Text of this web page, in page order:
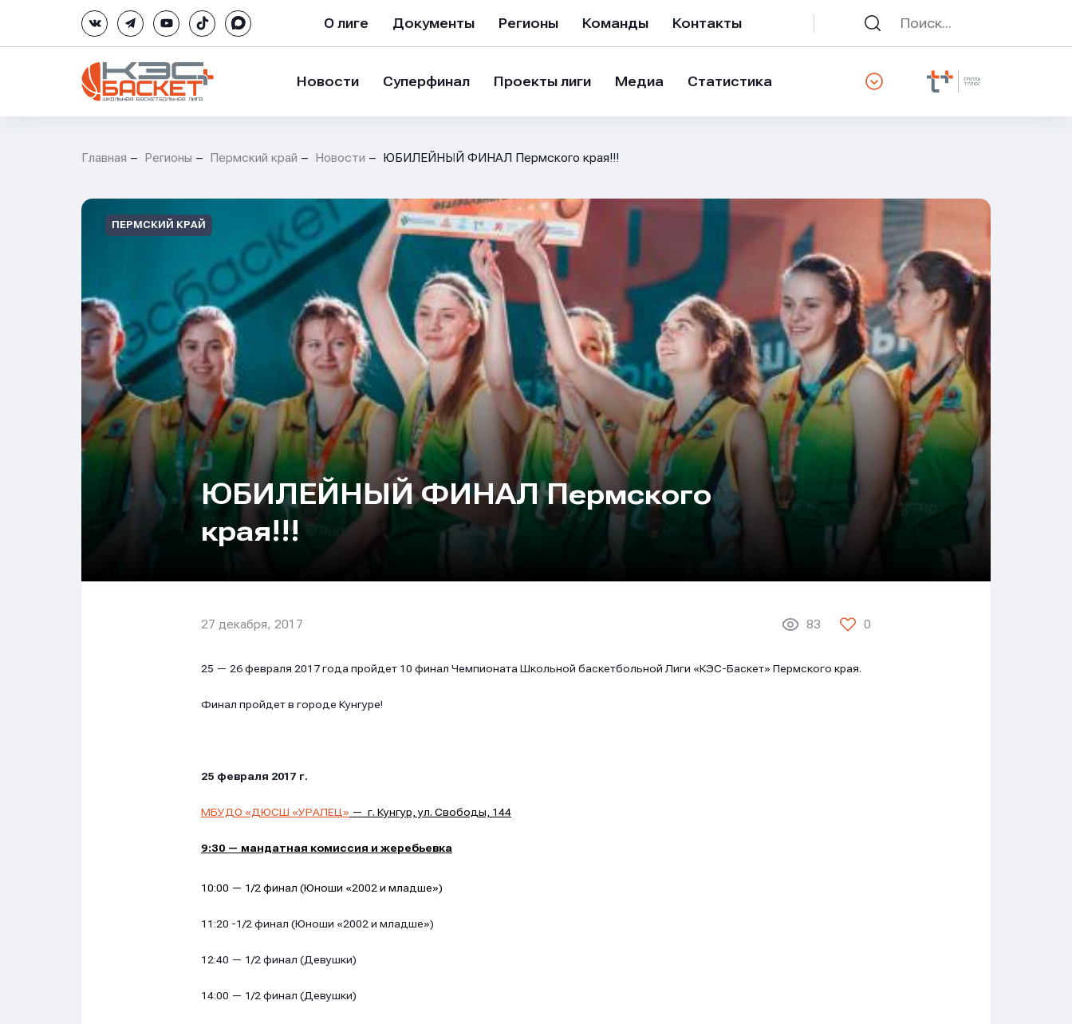
О лиге Документы Регионы Команды Контакты
Новости Суперфинал Проекты лиги Медиа Статистика
Главная Регионы Пермский край Новости ЮБИЛЕЙНЫЙ ФИНАЛ Пермского края!!!
ПЕРМСКИЙ КРАЙ
ЮБИЛЕЙНЫЙ ФИНАЛ Пермского
края!!!
27 декабря, 2017 83 0
25 — 26 февраля 2017 года пройдет 10 финал Чемпионата Школьной баскетбольной Лиги «КЭС-Баскет» Пермского края.
Финал пройдет в городе Кунгуре!
25 февраля 2017 г.
МБУДО «ДЮСШ «УРАЛЕЦ» — г. Кунгур, ул. Свободы, 144
9:30 — мандатная комиссия и жеребьевка
10:00 — 1/2 финал (Юноши «2002 и младше»)
11:20 -1/2 финал (Юноши «2002 и младше»)
12:40 — 1/2 финал (Девушки)
14:00 — 1/2 финал (Девушки)